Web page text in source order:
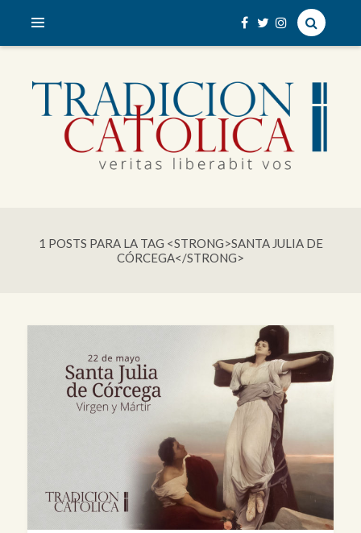
1 POSTS PARA LA TAG <STRONG>SANTA JULIA DE
CÓRCEGA</STRONG>